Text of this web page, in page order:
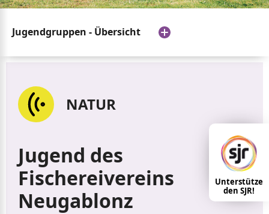
Jugendgruppen - Übersicht
NATUR
Jugend des
Fischereivereins
Neugablonz
Unterstütze
den SJR!